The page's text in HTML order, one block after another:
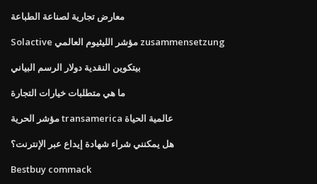
معارض تجارية لصناعة الطباعة
Solactive مؤشر الليثيوم العالمي zusammensetzung
بيتكوين النقدية دولار الرسم البياني
ما هي متطلبات خيارات التجارة
مؤشر الحرية transamerica عالمية الحياة
هل يمكنني شراء شهادة إيداع عبر الإنترنت؟
Bestbuy commack